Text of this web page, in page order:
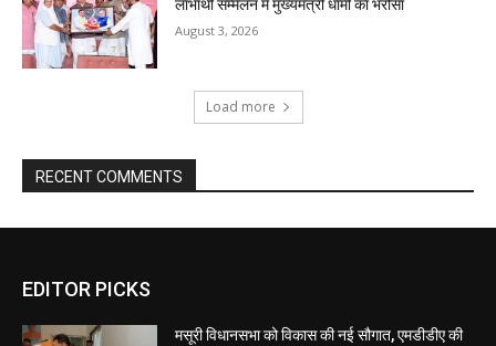
EDITOR PICKS
मसूरी विधानसभा को विकास की नई सौगात, एमडीडीए की